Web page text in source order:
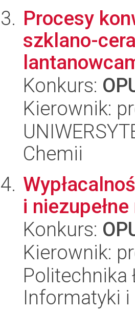
Procesy
szklano-
Konkurs:
Kierownik:
Chemii
i
Konkurs:
Kierownik:
Politechnika
Informatyki